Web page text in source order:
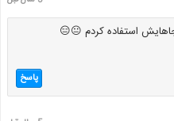
استفاده کردم 😐😑
پاسخ